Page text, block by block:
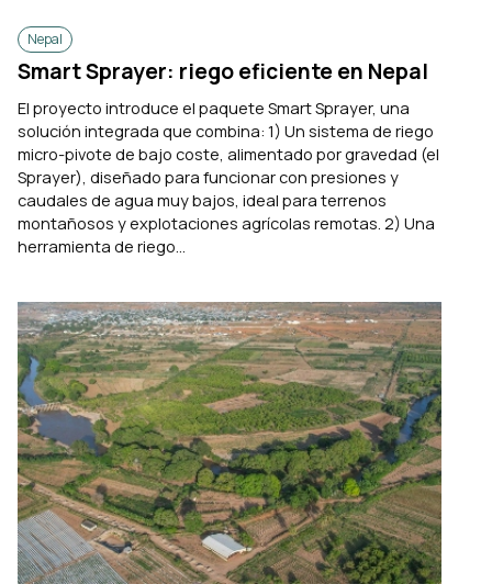
Nepal
Smart Sprayer: riego eficiente en Nepal
El proyecto introduce el paquete Smart Sprayer, una
solución integrada que combina: 1) Un sistema de riego
micro-pivote de bajo coste, alimentado por gravedad (el
Sprayer), diseñado para funcionar con presiones y
caudales de agua muy bajos, ideal para terrenos
montañosos y explotaciones agrícolas remotas. 2) Una
herramienta de riego...